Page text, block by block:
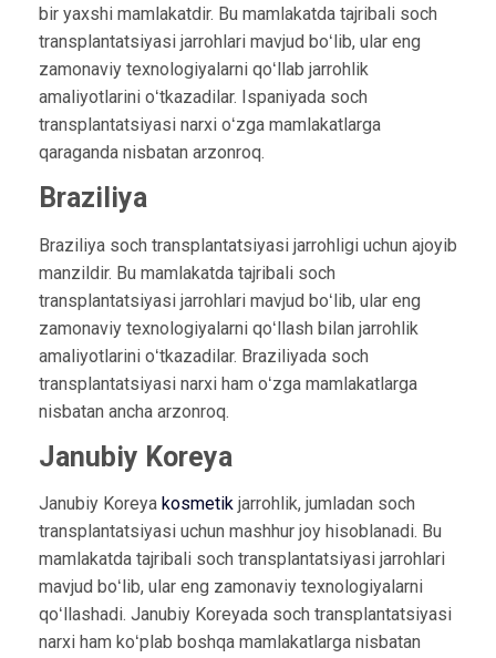
bir yaxshi mamlakatdir. Bu mamlakatda tajribali soch
transplantatsiyasi jarrohlari mavjud boʻlib, ular eng
zamonaviy texnologiyalarni qoʻllab jarrohlik
amaliyotlarini oʻtkazadilar. Ispaniyada soch
transplantatsiyasi narxi oʻzga mamlakatlarga
qaraganda nisbatan arzonroq.
Braziliya
Braziliya soch transplantatsiyasi jarrohligi uchun ajoyib
manzildir. Bu mamlakatda tajribali soch
transplantatsiyasi jarrohlari mavjud boʻlib, ular eng
zamonaviy texnologiyalarni qoʻllash bilan jarrohlik
amaliyotlarini oʻtkazadilar. Braziliyada soch
transplantatsiyasi narxi ham oʻzga mamlakatlarga
nisbatan ancha arzonroq.
Janubiy Koreya
Janubiy Koreya kosmetikjarrohlik, jumladan soch
transplantatsiyasi uchun mashhur joy hisoblanadi. Bu
mamlakatda tajribali soch transplantatsiyasi jarrohlari
mavjud boʻlib, ular eng zamonaviy texnologiyalarni
qoʻllashadi. Janubiy Koreyada soch transplantatsiyasi
narxi ham koʻplab boshqa mamlakatlarga nisbatan